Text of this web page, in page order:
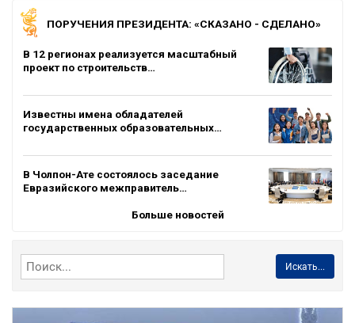
ПОРУЧЕНИЯ ПРЕЗИДЕНТА: «СКАЗАНО - СДЕЛАНО»
В 12 регионах реализуется масштабный
проект по строительств…
Известны имена обладателей
государственных образовательных…
В Чолпон-Ате состоялось заседание
Евразийского межправитель…
Больше новостей
Искать...